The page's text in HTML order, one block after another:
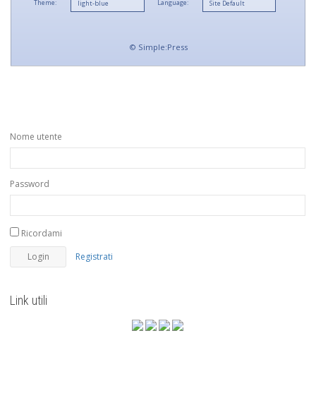
Theme: Language:
© Simple:Press
Nome utente
Password
Ricordami
Registrati
Link utili